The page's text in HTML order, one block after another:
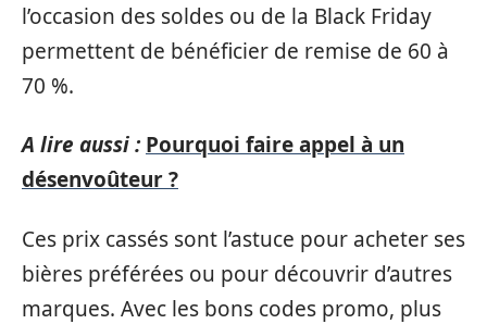
l’occasion des soldes ou de la Black Friday
permettent de bénéficier de remise de 60 à
70 %.
A lire aussi : Pourquoi faire appel à un
désenvoûteur ?
Ces prix cassés sont l’astuce pour acheter ses
bières préférées ou pour découvrir d’autres
marques. Avec les bons codes promo, plus